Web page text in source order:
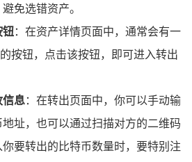
免选错资产。
钮：在资产详情页面中，通常会有一
按钮，点击该按钮，即可进入转出
信息：在转出页面中，你可以手动输
地址，也可以通过扫描对方的二维码
要转出的比特币数量时，要特别注